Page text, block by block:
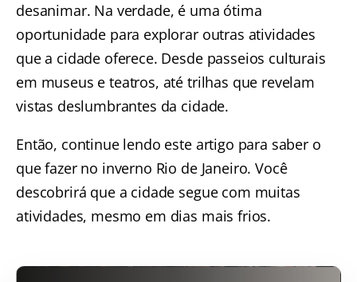
desanimar. Na verdade, é uma ótima
oportunidade para explorar outras atividades
que a cidade oferece. Desde passeios culturais
em museus e teatros, até trilhas que revelam
vistas deslumbrantes da cidade.
Então, continue lendo este artigo para saber o
que fazer no inverno Rio de Janeiro. Você
descobrirá que a cidade segue com muitas
atividades, mesmo em dias mais frios.